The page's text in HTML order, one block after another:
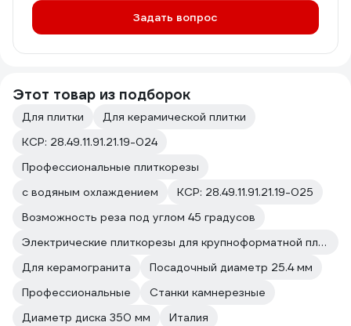
Задать вопрос
Этот товар из подборок
Для плитки
Для керамической плитки
КСР: 28.49.11.91.21.19-024
Профессиональные плиткорезы
с водяным охлаждением
КСР: 28.49.11.91.21.19-025
Возможность реза под углом 45 градусов
Электрические плиткорезы для крупноформатной плитки
Для керамогранита
Посадочный диаметр 25.4 мм
Профессиональные
Станки камнерезные
Диаметр диска 350 мм
Италия